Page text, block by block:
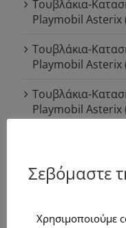
Τουβλάκια-
Playmobil Asterix
Τουβλάκια-
Playmobil Asterix
Τουβλάκια-
Playmobil Asterix
Τουβλάκια-
Σεβόμαστε
Χρησιμοποιούμε